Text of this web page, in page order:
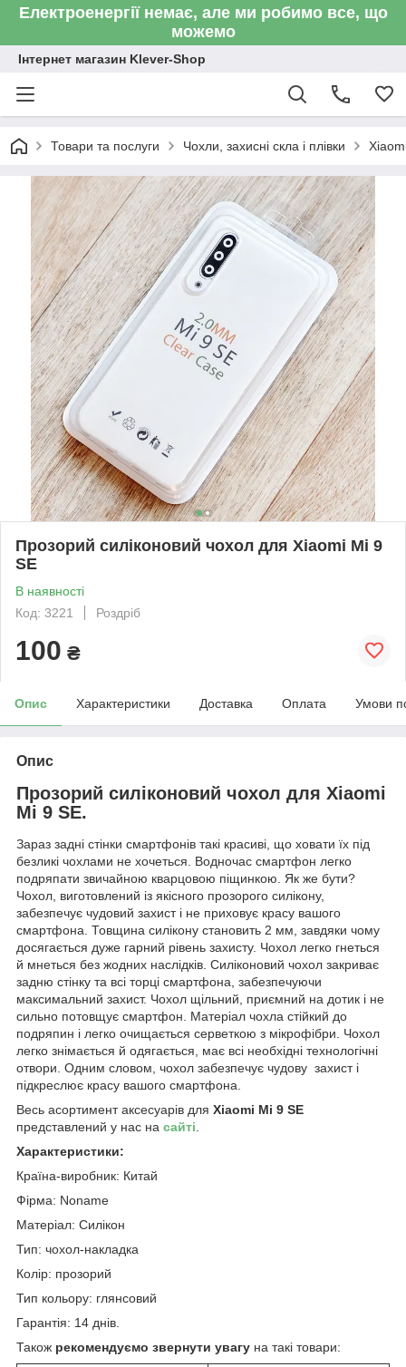
Електроенергії немає, але ми робимо все, що
можемо
Інтернет магазин Klever-Shop
Товари та послуги Чохли, захисні скла і плівки
Прозорий силіконовий чохол для Xiaomi Mi 9
SE
В наявності
Код: 3221
Роздріб
100 ₴
Опис Характеристики Доставка Оплата Умови
Опис
Прозорий силіконовий чохол для Xiaomi
Mi 9 SE.
Зараз задні стінки смартфонів такі красиві, що ховати їх під
безликі чохлами не хочеться. Водночас смартфон легко
подряпати звичайною кварцовою піщинкою. Як же бути?
Чохол, виготовлений із якісного прозорого силікону,
забезпечує чудовий захист і не приховує красу вашого
смартфона. Товщина силікону становить 2 мм, завдяки чому
досягається дуже гарний рівень захисту. Чохол легко гнеться
й мнеться без жодних наслідків. Силіконовий чохол закриває
задню стінку та всі торці смартфона, забезпечуючи
максимальний захист. Чохол щільний, приємний на дотик і не
сильно потовщує смартфон. Матеріал чохла стійкий до
подряпин і легко очищається серветкою з мікрофібри. Чохол
легко знімається й одягається, має всі необхідні технологічні
отвори. Одним словом, чохол забезпечує чудову захист і
підкреслює красу вашого смартфона.
Весь асортимент аксесуарів для Xiaomi Mi 9 SE
представлений у нас на сайті.
Характеристики:
Країна-виробник: Китай
Фірма: Noname
Матеріал: Силікон
Тип: чохол-накладка
Колір: прозорий
Тип кольору: глянсовий
Гарантія: 14 днів.
Також рекомендуємо звернути увагу на такі товари: